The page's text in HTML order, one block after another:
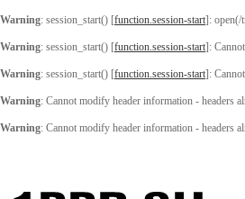
Warning: session_start() [function.session-start]: open(/
Warning: session_start() [function.session-start]:
Warning: session_start() [function.session-start]:
Warning: Cannot modify header information - headers
Warning: Cannot modify header information - headers